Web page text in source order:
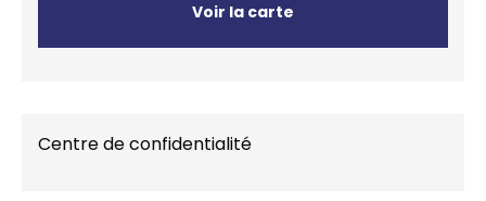
Voir la carte
Centre de confidentialité